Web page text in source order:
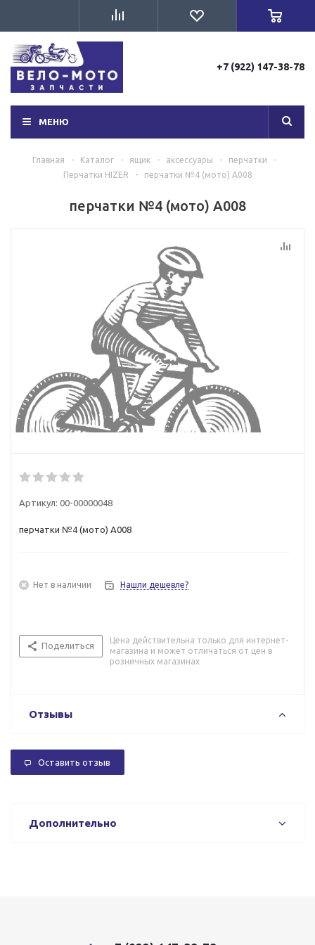
+7 (922) 147-38-78
МЕНЮ
Главная - Каталог - ящик - аксессуары - перчатки
-
Перчатки HIZER
- перчатки №4 (мото) А008
перчатки №4 (мото) А008
Артикул: 00-00000048
перчатки №4 (мото) А008
Нет в наличии Нашли дешевле?
Поделиться
Цена действительна только для интернет-
магазина и может отличаться от цен в
розничных магазинах
Отзывы
Оставить отзыв
Дополнительно